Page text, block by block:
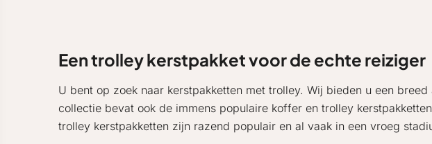
Een trolley kerstpakket voor de echte reiziger
U bent op zoek naar kerstpakketten met trolley. Wij bieden u een
collectie bevat ook de immens populaire koffer en trolley
trolley kerstpakketten zijn razend populair en al vaak in een vroeg